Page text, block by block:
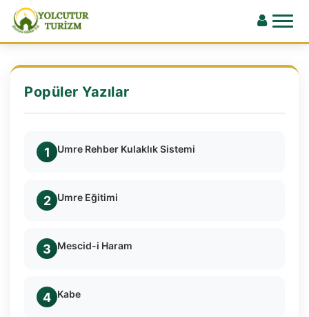
Popüler Yazılar
1 Umre Rehber Kulaklık Sistemi
2 Umre Eğitimi
3 Mescid-i Haram
4 Kabe